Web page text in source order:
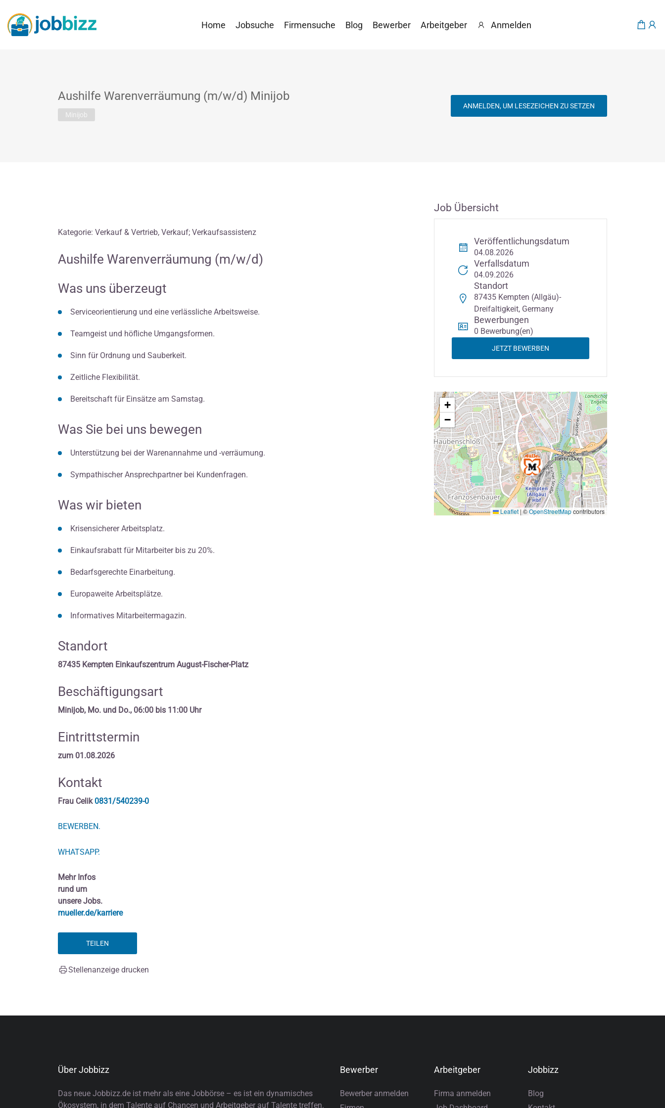
Home Jobsuche Firmensuche Blog Bewerber Arbeitgeber Anmelden
Aushilfe Warenverräumung (m/w/d) Minijob
Minijob
ANMELDEN, UM LESEZEICHEN ZU SETZEN
Kategorie: Verkauf & Vertrieb, Verkauf; Verkaufsassistenz
Aushilfe Warenverräumung (m/w/d)
Was uns überzeugt
Serviceorientierung und eine verlässliche Arbeitsweise.
Teamgeist und höfliche Umgangsformen.
Sinn für Ordnung und Sauberkeit.
Zeitliche Flexibilität.
Bereitschaft für Einsätze am Samstag.
Was Sie bei uns bewegen
Unterstützung bei der Warenannahme und -verräumung.
Sympathischer Ansprechpartner bei Kundenfragen.
Was wir bieten
Krisensicherer Arbeitsplatz.
Einkaufsrabatt für Mitarbeiter bis zu 20%.
Bedarfsgerechte Einarbeitung.
Europaweite Arbeitsplätze.
Informatives Mitarbeitermagazin.
Standort
87435 Kempten Einkaufszentrum August-Fischer-Platz
Beschäftigungsart
Minijob, Mo. und Do., 06:00 bis 11:00 Uhr
Eintrittstermin
zum 01.08.2026
Kontakt
Frau Celik0831/540239-0
BEWERBEN.
WHATSAPP.
Mehr Infos
rund um
unsere Jobs.
mueller.de/karriere
TEILEN
Stellenanzeige drucken
Job Übersicht
Veröffentlichungsdatum
04.08.2026
Verfallsdatum
04.09.2026
Standort
87435 Kempten (Allgäu)-
Dreifaltigkeit, Germany
Bewerbungen
0 Bewerbung(en)
JETZT BEWERBEN
+
−
Leaflet |©OpenStreetMapcontributors
Über Jobbizz
Das neue Jobbizz.de ist mehr als eine Jobbörse – es ist ein dynamisches
Ökosystem, in dem Talente auf Chancen und Arbeitgeber auf Talente treffen.
Bewerber
Bewerber anmelden
Arbeitgeber
Firma anmelden
Jobbizz
Blog